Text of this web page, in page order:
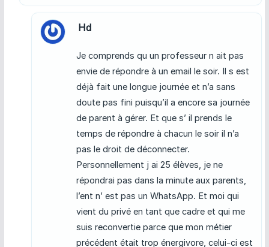
Hd
Je comprends qu un professeur n ait pas
envie de répondre à un email le soir. Il s est
déjà fait une longue journée et n’a sans
doute pas fini puisqu’il a encore sa journée
de parent à gérer. Et que s’ il prends le
temps de répondre à chacun le soir il n’a
pas le droit de déconnecter.
Personnellement j ai 25 élèves, je ne
répondrai pas dans la minute aux parents,
l’ent n’ est pas un WhatsApp. Et moi qui
vient du privé en tant que cadre et qui me
suis reconvertie parce que mon métier
précédent était trop énergivore, celui-ci est